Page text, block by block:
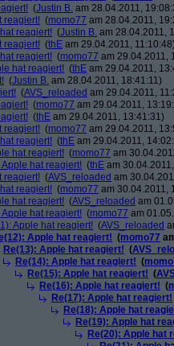
(Justin B. am 28.04.2011,
reagiert! (momo77 am 28.04.2011,
reagiert! (Justin B. am 28.04.2011,
reagiert! (thE am 29.04.2011,
reagiert! (momo77 am 29.04.2011,
hat reagiert! (thE am 29.04.2011,
(Justin B. am 28.04.2011, 18:41:11)
(AVS_reloaded am 29.04.2011,
(momo77 am 29.04.2011,
(thE am 29.04.2011, 13:41:31)
reagiert! (momo77 am 29.04.2011,
reagiert! (thE am 29.04.2011,
hat reagiert! (momo77 am
Apple hat reagiert! (thE am
reagiert! (AVS_reloaded am
reagiert! (momo77 am 30.04.2011,
hat reagiert! (AVS_reloaded am
Apple hat reagiert! (momo77 am
Apple hat reagiert! (AVS_reloaded
Apple hat reagiert! (momo77
Re(13): Apple hat reagiert! (
Re(14): Apple hat reagiert! (
Re(15): Apple hat reagiert! (
Re(16): Apple hat reagiert! (
Re(17): Apple hat reagiert!
Re(18): Apple hat
Re(19): Apple hat
Re(20): Apple hat